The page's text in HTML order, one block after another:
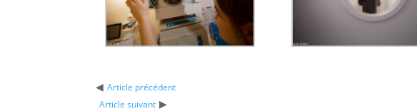
◀ Article précédent
Article suivant ▶